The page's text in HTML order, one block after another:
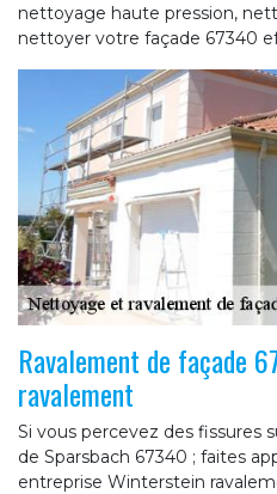
nettoyage haute pression,
nettoyer votre façade 67340
Ravalement de façade
ravalement
Si vous percevez des fissures
de Sparsbach 67340 ; faites
entreprise Winterstein